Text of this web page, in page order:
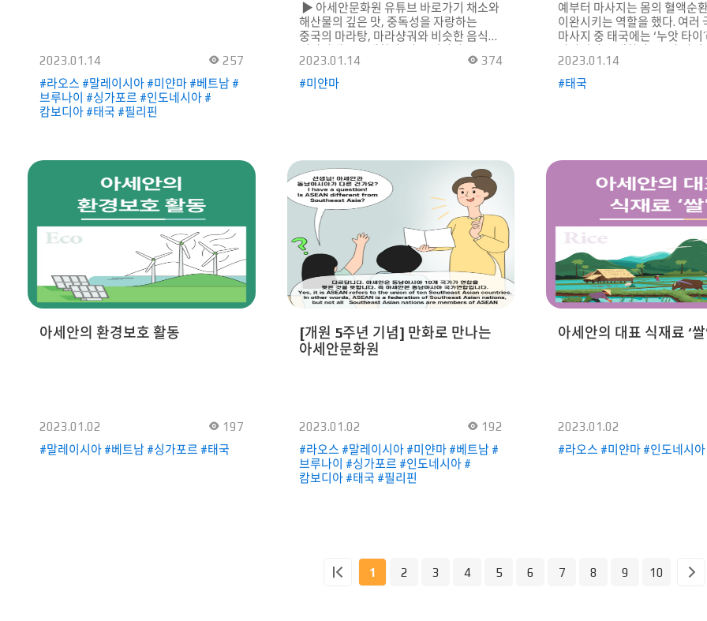
극복하고, 다복한 한 해가 되길 기원한다.
※ ‌ 2월호부터는 아세안 각국을 상징하는
동물을 다룰 계획입니다. 많은 관심
부탁드립니다.
2023.01.14
257
#라오스 #말레이시아 #미얀마 #베트남 #
브루나이 #싱가포르 #인도네시아 #
캄보디아 #태국 #필리핀
▶ 아세안문화원 유튜브 바로가기 채소와
해산물의 깊은 맛, 중독성을 자랑하는
중국의 마라탕, 마라샹궈와 비슷한 음식이
배달음식 1위인 ‘카우쉐처우’다.
카우쉐처우는 미얀마의 전통시장인 인레
5일장(Inle Local Market)에서 모힝가
‘국민 음식’이다. 카우쉐처우는 채소와
계란, 각종 해산물과 면, 고기를 굴 소스와
마늘기름에 볶아 만든 음식이다. 채소와
해산물, 고기를 한 번에 볶아서인지 풍미가
깊은 것이 카우쉐처우의 특징이다.
현지에서 사랑받고 있는 메뉴 1위
카우쉐처우 레시피가 궁금하다면 QR
코드를 스캔해보자.KF아세안문화원
유튜브 채널로 연결되어 동영상 레시피를
확인할 수 있다.
2023.01.14
374
#미얀마
예부터 마사지는 몸의 혈액순
이완시키는 역할을 했다. 여러
마사지 중 태국에는 ‘누앗 타이
방콕에서 가장 오래되고 큰 왓
최초의 공식 마사지 학교가 세
유명하다. 마사지는 풋 마사지
사람들이 많다. 유네스코
인류무형유산으로 등재된 태
마사지 ‘누앗 타이’에 대해 소
태국의 인류무형유산 대부분의 사람들은
‘태국’하면 열대의 아름다운
미소, 그리고 마사지를 떠올린
해도 몸이 개운해지는 전통 마
타이’는 유네스코에 등재된
인류무형유산이다. 초기 ‘누앗
고대 왕을 위한 마사지였지만
대중적으로 알려지게 되었고,
타이’는 태국 정부가 공식적으
아니라 불면증을 해소하고 두
완화시키는 효과도 있으며, 붓
데도 탁월하다. 쥐가 나거나 류
성장 마사지, 바디 라인의 교
2023.01.14
#태국
아세안의 환경보호 활동
2023.01.02
197
#말레이시아 #베트남 #싱가포르 #태국
[개원 5주년 기념] 만화로 만나는
아세안문화원
2023.01.02
192
#라오스 #말레이시아 #미얀마 #베트남 #
브루나이 #싱가포르 #인도네시아 #
캄보디아 #태국 #필리핀
아세안의 대표 식재료 ‘쌀
2023.01.02
#라오스 #미얀마 #인도네시
1 2 3 4 5 6 7 8 9 10